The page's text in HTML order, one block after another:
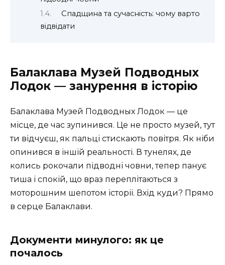
Спадщина та сучасність: чому варто
відвідати
Балаклава Музей Подводных
Лодок — занурення в історію
Балаклава Музей Подводных Лодок — це
місце, де час зупинився. Це не просто музей, тут
ти відчуєш, як пальці стискають повітря. Як ніби
опинився в іншій реальності. В тунелях, де
колись рокочали підводні човни, тепер панує
тиша і спокій, що враз переплітаються з
моторошним шепотом історії. Вхід куди? Прямо
в серце Балаклави.
Документи минулого: як це
почалось